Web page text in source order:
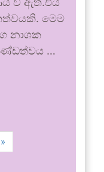
මෙම
නාශක
…
»